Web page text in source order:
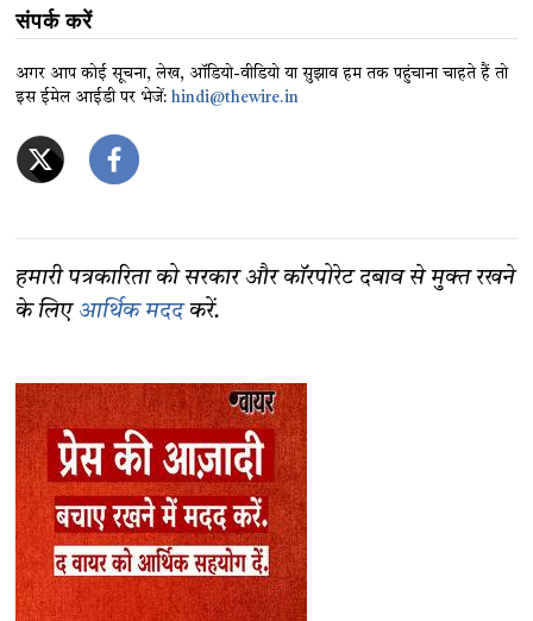
संपर्क करें
अगर आप कोई सूचना, लेख, ऑडियो-वीडियो या सुझाव हम तक पहुंचाना चाहते हैं तो
इस ईमेल आईडी पर भेजें:hindi@thewire.in
हमारी पत्रकारिता को सरकार और कॉरपोरेट दबाव से मुक्त रखने
के लिए आर्थिक मददकरें.